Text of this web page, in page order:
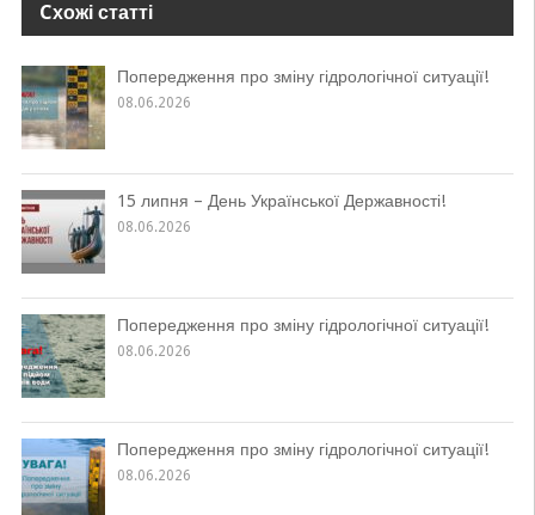
Cхожі статті
Попередження про зміну гідрологічної ситуації!
08.06.2026
15 липня – День Української Державності!
08.06.2026
Попередження про зміну гідрологічної ситуації!
08.06.2026
Попередження про зміну гідрологічної ситуації!
08.06.2026